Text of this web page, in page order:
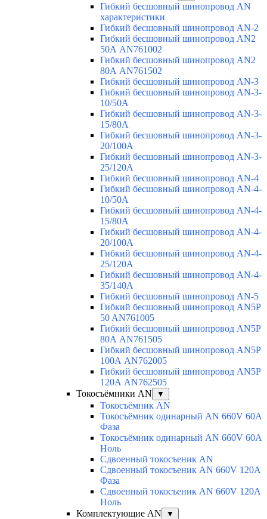
Гибкий бесшовный шинопровод AN
характеристики
Гибкий бесшовный шинопровод AN-2
Гибкий бесшовный шинопровод AN2
50А AN761002
Гибкий бесшовный шинопровод AN2
80А AN761502
Гибкий бесшовный шинопровод AN-3
Гибкий бесшовный шинопровод AN-3-
10/50A
Гибкий бесшовный шинопровод AN-3-
15/80A
Гибкий бесшовный шинопровод AN-3-
20/100A
Гибкий бесшовный шинопровод AN-3-
25/120A
Гибкий бесшовный шинопровод AN-4
Гибкий бесшовный шинопровод AN-4-
10/50A
Гибкий бесшовный шинопровод AN-4-
15/80A
Гибкий бесшовный шинопровод AN-4-
20/100A
Гибкий бесшовный шинопровод AN-4-
25/120A
Гибкий бесшовный шинопровод AN-4-
35/140A
Гибкий бесшовный шинопровод AN-5
Гибкий бесшовный шинопровод AN5P
50 AN761005
Гибкий бесшовный шинопровод AN5P
80А AN761505
Гибкий бесшовный шинопровод AN5P
100А AN762005
Гибкий бесшовный шинопровод AN5P
120А AN762505
Токосъёмники AN
▼
Токосъёмник AN
Токосъёмник одинарный AN 660V 60A
Фаза
Токосъёмник одинарный AN 660V 60A
Ноль
Сдвоенный токосъеник AN
Сдвоенный токосъеник AN 660V 120A
Фаза
Сдвоенный токосъеник AN 660V 120A
Ноль
Комплектующие AN
▼